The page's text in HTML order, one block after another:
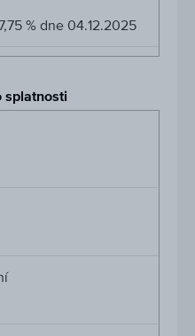
% dne 04.12.2025
splatnosti